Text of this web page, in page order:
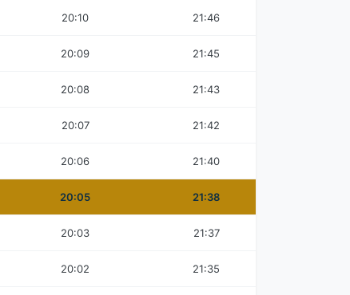
20:10 21:46
20:09 21:45
20:08 21:43
20:07 21:42
20:06 21:40
20:05 21:38
20:03 21:37
20:02 21:35